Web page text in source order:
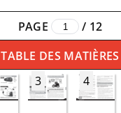
PAGE / 12
TABLE DES MATIÈRES
3 4